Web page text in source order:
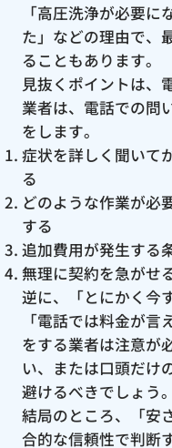
「高圧洗浄が必要
た」などの理由で、
ることもあります。
見抜くポイントは、
業者は、電話での問
をします。
症状を詳しく聞いて
る
どのような作業が必
する
追加費用が発生する
無理に契約を急がせ
逆に、「とにかく今
「電話では料金が
をする業者は注意が
い、または口頭だけ
避けるべきでしょう。
結局のところ、「安
合的な信頼性で判断